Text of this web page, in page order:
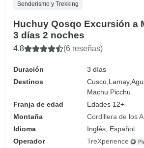
Senderismo y Trekking
Huchuy Qosqo Excursión a
3 días 2 noches
4.8 (6 reseñas)
Duración
3 días
Destinos
Cusco,Lamay,
Machu Picchu
Franja de edad
Edades 12+
Montaña
Cordillera de los
Idioma
Inglés, Español
Operador
TreXperience